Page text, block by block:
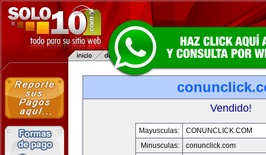
Vendido!
Mayusculas:
CONUNCLICK.COM
Minusculas:
conunclick.com